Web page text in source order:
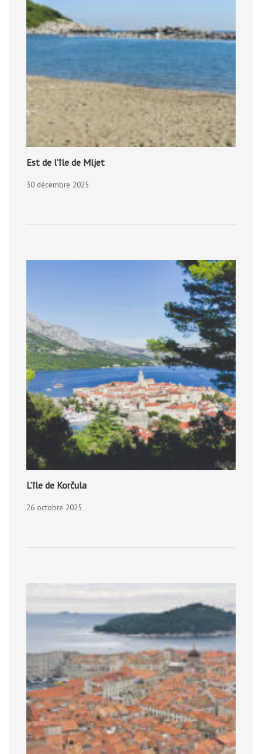
Est de l’île de Mljet
30 décembre 2025
L’île de Korčula
26 octobre 2025